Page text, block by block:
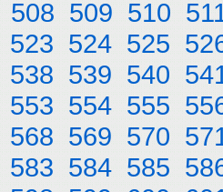
508 509 510
523 524 525
538 539 540
553 554 555
568 569 570
583 584 585